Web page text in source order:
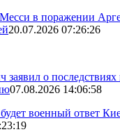
в поражении
20.07.2026 07:26:26
о последствиях
07.08.2026 14:06:58
военный ответ